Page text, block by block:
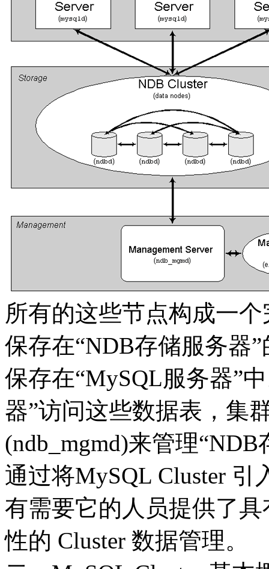
所有的这些节点构成一
保存在“NDB存储服务器
保存在“MySQL服务器”
器”访问这些数据表，集
(ndb_mgmd)来管理
通过将MySQL Cluster
有需要它的人员提供了
性的 Cluster 数据管理。